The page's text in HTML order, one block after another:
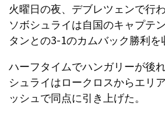
火曜日の夜、デブレツェンで行
ソボシュライは自国のキャプテ
タンとの3-1のカムバック勝利を
ハーフタイムでハンガリーが後
シュライはロークロスからエリ
ッシュで同点に引き上げた。